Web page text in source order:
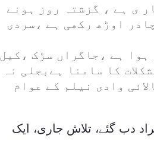
ی ہے ، گزشتہ روز ہونے
اوڑھ رکھی ہے ،سردی
ہوا ہے ،جاگراں سڑک ،کیل
کا سامنا ہےبجلی نہ
وادی نیلم کے عوام
نیلم، برفانی تودہ گرنے سے 4 افراد دب گئے، تلاش جاری، ایک